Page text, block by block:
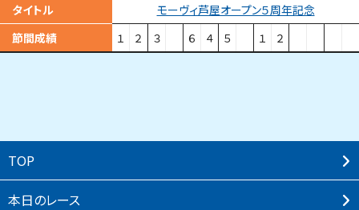
タイトル
モーヴィ芦屋オープン５周年記念
節間成績
１ ２ ３ ６ ４ ５ １ ２
TOP
本⽇のレース